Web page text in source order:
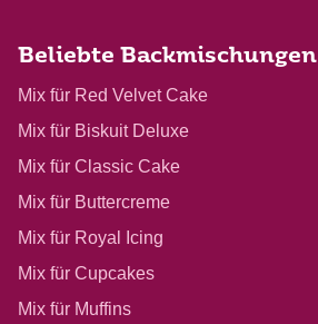
Beliebte Backmischungen
Mix für Red Velvet Cake
Mix für Biskuit Deluxe
Mix für Classic Cake
Mix für Buttercreme
Mix für Royal Icing
Mix für Cupcakes
Mix für Muffins